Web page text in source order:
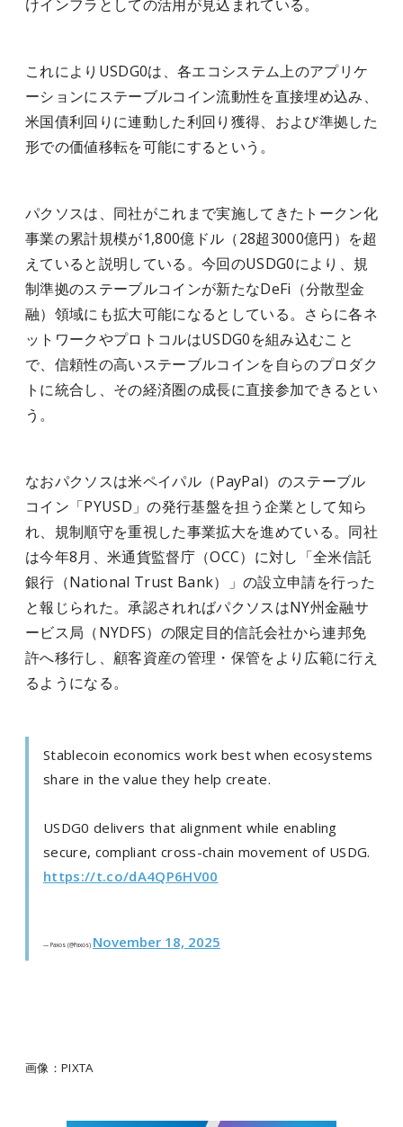
けインフラとしての活用が見込まれている。
これによりUSDG0は、各エコシステム上のアプリケ
ーションにステーブルコイン流動性を直接埋め込み、
米国債利回りに連動した利回り獲得、および準拠した
形での価値移転を可能にするという。
パクソスは、同社がこれまで実施してきたトークン化
事業の累計規模が1,800億ドル（28超3000億円）を超
えていると説明している。今回のUSDG0により、規
制準拠のステーブルコインが新たなDeFi（分散型金
融）領域にも拡大可能になるとしている。さらに各ネ
ットワークやプロトコルはUSDG0を組み込むこと
で、信頼性の高いステーブルコインを自らのプロダク
トに統合し、その経済圏の成長に直接参加できるとい
う。
なおパクソスは米ペイパル（PayPal）のステーブル
コイン「PYUSD」の発行基盤を担う企業として知ら
れ、規制順守を重視した事業拡大を進めている。同社
は今年8月、米通貨監督庁（OCC）に対し「全米信託
銀行（National Trust Bank）」の設立申請を行った
と報じられた。承認されればパクソスはNY州金融サ
ービス局（NYDFS）の限定目的信託会社から連邦免
許へ移行し、顧客資産の管理・保管をより広範に行え
るようになる。
Stablecoin economics work best when ecosystems
share in the value they help create.
USDG0 delivers that alignment while enabling
secure, compliant cross-chain movement of USDG.
https://t.co/dA4QP6HV00
— Paxos (@Paxos) November 18, 2025
画像：PIXTA